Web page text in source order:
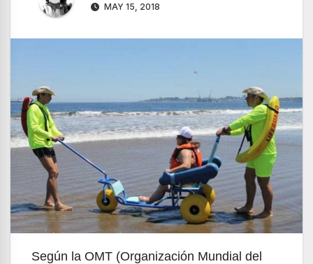
MAY 15, 2018
Según la OMT (Organización Mundial del